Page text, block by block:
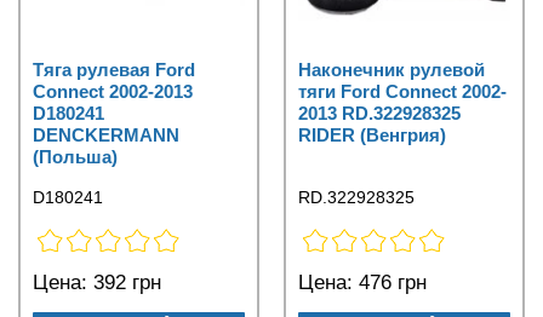
Тяга рулевая Ford
Connect 2002-2013
D180241
DENCKERMANN
(Польша)
D180241
Цена: 392 грн
Наконечник рулевой
тяги Ford Connect 2002-
2013 RD.322928325
RIDER (Венгрия)
RD.322928325
Цена: 476 грн